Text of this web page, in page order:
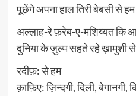
पूछेंगे अपना हाल तिरी बेबसी से हम
अल्लाह-रे फ़रेब-ए-मशिय्यत कि
दुनिया के ज़ुल्म सहते रहे ख़ामुशी
रदीफ़: से हम
क़ाफ़िए: ज़िन्दगी, दिली, बेगानगी,